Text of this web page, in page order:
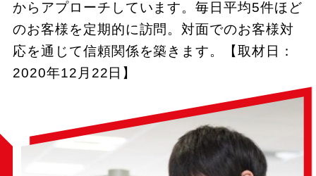
からアプローチしています。毎日平均5件ほど
のお客様を定期的に訪問。対面でのお客様対
応を通じて信頼関係を築きます。【取材日：
2020年12月22日】